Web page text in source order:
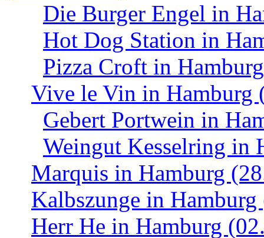
Die Burger Engel in
Hot Dog Station in
Pizza Croft in
Vive le Vin in Hamburg
Gebert Portwein in
Weingut Kesselring in
Marquis in Hamburg
Kalbszunge in
Herr He in Hamburg